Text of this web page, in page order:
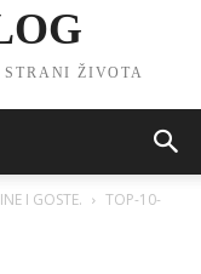
ŽIVOTA
I GOSTE.
TOP-10-